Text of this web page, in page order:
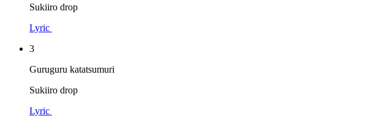
Sukiiro drop
Lyric
3
Guruguru katatsumuri
Sukiiro drop
Lyric